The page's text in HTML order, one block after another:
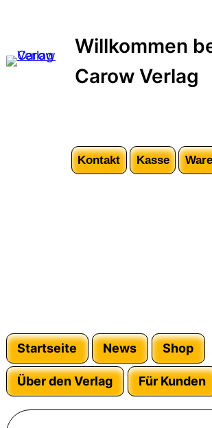
Willkommen
Carow Verlag
Kontakt Kasse
Startseite News Shop
Über den Verlag Für Kunden